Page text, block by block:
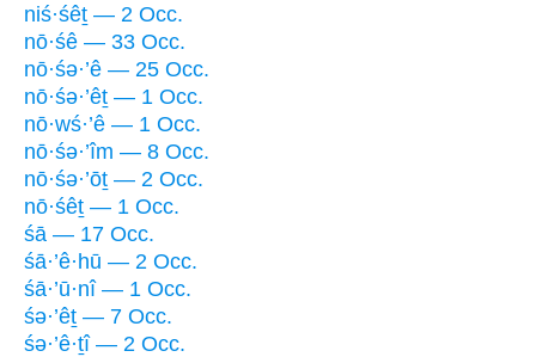
niś·śêṯ — 2 Occ.
nō·śê — 33 Occ.
nō·śə·’ê — 25 Occ.
nō·śə·’êṯ — 1 Occ.
nō·wś·’ê — 1 Occ.
nō·śə·’îm — 8 Occ.
nō·śə·’ōṯ — 2 Occ.
nō·śêṯ — 1 Occ.
śā — 17 Occ.
śā·’ê·hū — 2 Occ.
śā·’ū·nî — 1 Occ.
śə·’êṯ — 7 Occ.
śə·’ê·ṯî — 2 Occ.